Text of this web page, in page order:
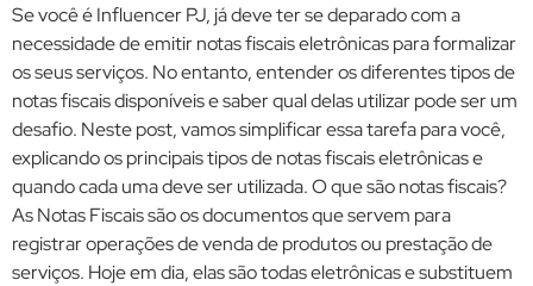
Se você é Influencer PJ, já deve ter se deparado com a
necessidade de emitir notas fiscais eletrônicas para formalizar
os seus serviços. No entanto, entender os diferentes tipos de
notas fiscais disponíveis e saber qual delas utilizar pode ser um
desafio. Neste post, vamos simplificar essa tarefa para você,
explicando os principais tipos de notas fiscais eletrônicas e
quando cada uma deve ser utilizada. O que são notas fiscais?
As Notas Fiscais são os documentos que servem para
registrar operações de venda de produtos ou prestação de
serviços. Hoje em dia, elas são todas eletrônicas e substituem